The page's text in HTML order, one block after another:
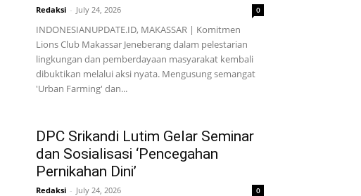
Redaksi - July 24, 2026 0
INDONESIANUPDATE.ID, MAKASSAR | Komitmen
Lions Club Makassar Jeneberang dalam pelestarian
lingkungan dan pemberdayaan masyarakat kembali
dibuktikan melalui aksi nyata. Mengusung semangat
'Urban Farming' dan...
DPC Srikandi Lutim Gelar Seminar
dan Sosialisasi ‘Pencegahan
Pernikahan Dini’
Redaksi - July 24, 2026 0